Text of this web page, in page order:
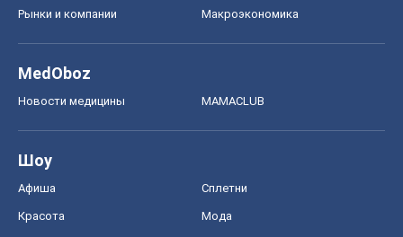
Рынки и компании Mакроэкономика
MedOboz
Новости медицины MAMACLUB
Шоу
Афиша Сплетни
Красота Мода